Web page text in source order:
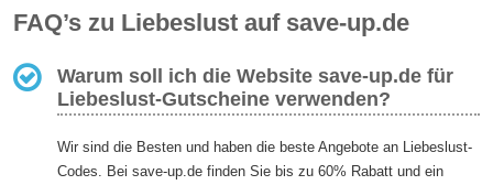
FAQ’s zu Liebeslust auf save-up.de
Warum soll ich die Website save-up.de für
Liebeslust-Gutscheine verwenden?
Wir sind die Besten und haben die beste Angebote an Liebeslust-
Codes. Bei save-up.de finden Sie bis zu 60% Rabatt und ein